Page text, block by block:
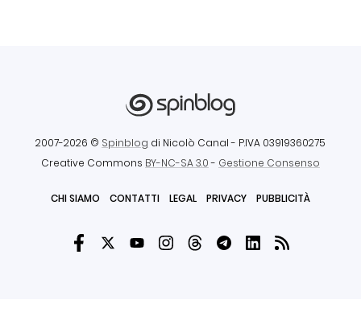
2007-2026 © Spinblog di Nicolò Canal - P.IVA 03919360275
Creative Commons BY-NC-SA 3.0- Gestione Consenso
CHI SIAMO CONTATTI LEGAL PRIVACY PUBBLICITÀ